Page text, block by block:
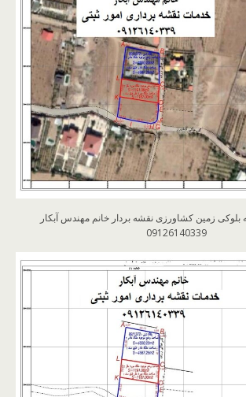
زمین کشاورزی نقشه بردار خانم مهندس آبکار
09126140339